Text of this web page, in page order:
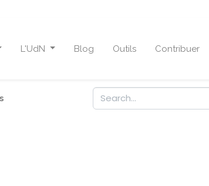
L'UdN Blog Outils Contribuer